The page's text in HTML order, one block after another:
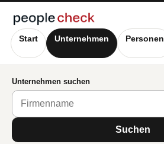
Start Unternehmen Personen
Unternehmen suchen
Suchen